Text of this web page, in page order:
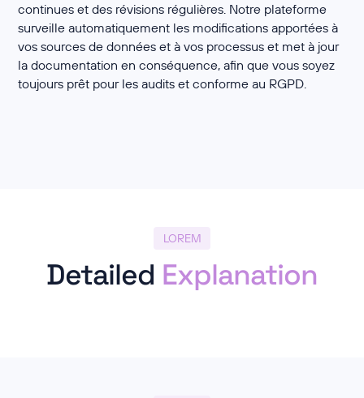
continues et des révisions régulières. Notre plateforme
surveille automatiquement les modifications apportées à
vos sources de données et à vos processus et met à jour
la documentation en conséquence, afin que vous soyez
toujours prêt pour les audits et conforme au RGPD.
LOREM
Detailed Explanation